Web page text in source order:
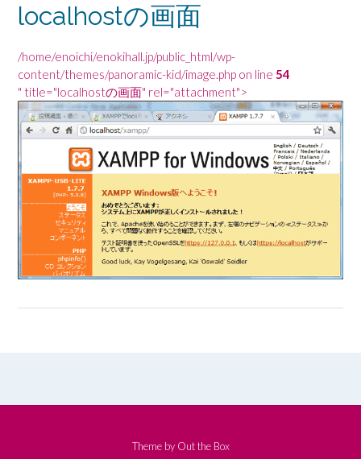
localhostの画面
/home/enoichi/enokihall.jp/public_html/wp-
content/themes/panoramic-kid/image.php on line 54
" title="localhostの画面" rel="attachment">
Theme by Out the Box